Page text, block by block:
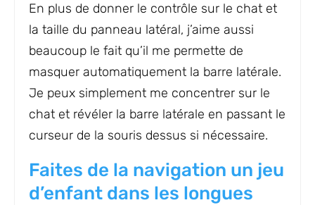
En plus de donner le contrôle sur le chat et
la taille du panneau latéral, j’aime aussi
beaucoup le fait qu’il me permette de
masquer automatiquement la barre latérale.
Je peux simplement me concentrer sur le
chat et révéler la barre latérale en passant le
curseur de la souris dessus si nécessaire.
Faites de la navigation un jeu
d’enfant dans les longues